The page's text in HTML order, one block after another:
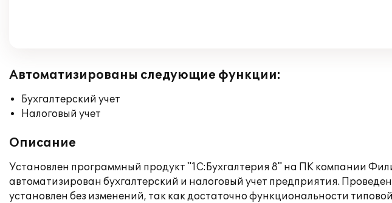
Автоматизированы следующие функции:
Бухгалтерский учет
Налоговый учет
Описание
Установлен программный продукт "1С:Бухгалтерия 8" на ПК компании
автоматизирован бухгалтерский и налоговый учет предприятия.
установлен без изменений, так как достаточно функциональности